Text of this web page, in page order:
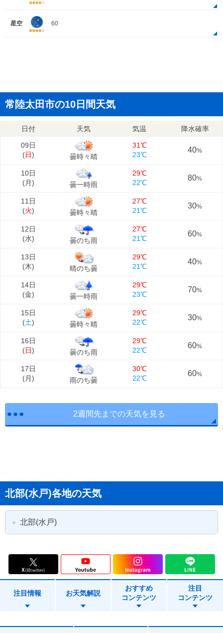
星空 60
常陸太田市の10日間天気
日付 天気 気温 降水確率
09日
(日) 曇時々晴
31℃
23℃
40%
10日
(月) 曇一時雨
29℃
22℃
80%
11日
(火) 曇時々晴
27℃
21℃
30%
12日
(水) 曇のち雨
27℃
21℃
60%
13日
(木) 晴のち曇
29℃
21℃
40%
14日
(金) 曇一時雨
29℃
23℃
70%
15日
(土) 曇時々晴
29℃
22℃
30%
16日
(日) 曇のち雨
29℃
22℃
60%
17日
(月) 雨のち曇
30℃
22℃
60%
2週間先までの天気を見る
北部(水戸)各地の天気
北部(水戸)
常陸太田市 高萩市
北茨城市 笠間市
注目情報 お天気解説
おすすめ
コンテンツ
注目
コンテンツ